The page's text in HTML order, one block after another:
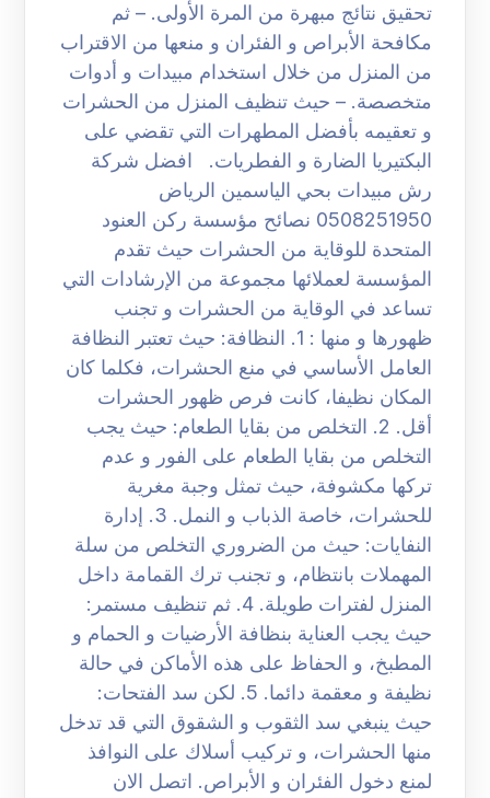
تحقيق نتائج مبهرة من المرة الأولى. – ثم
مكافحة الأبراص و الفئران و منعها من الاقتراب
من المنزل من خلال استخدام مبيدات و أدوات
متخصصة. – حيث تنظيف المنزل من الحشرات
و تعقيمه بأفضل المطهرات التي تقضي على
البكتيريا الضارة و الفطريات. افضل شركة
رش مبيدات بحي الياسمين الرياض
0508251950 نصائح مؤسسة ركن العنود
المتحدة للوقاية من الحشرات حيث تقدم
المؤسسة لعملائها مجموعة من الإرشادات التي
تساعد في الوقاية من الحشرات و تجنب
ظهورها و منها : 1. النظافة: حيث تعتبر النظافة
العامل الأساسي في منع الحشرات، فكلما كان
المكان نظيفا، كانت فرص ظهور الحشرات
أقل. 2. التخلص من بقايا الطعام: حيث يجب
التخلص من بقايا الطعام على الفور و عدم
تركها مكشوفة، حيث تمثل وجبة مغرية
للحشرات، خاصة الذباب و النمل. 3. إدارة
النفايات: حيث من الضروري التخلص من سلة
المهملات بانتظام، و تجنب ترك القمامة داخل
المنزل لفترات طويلة. 4. ثم تنظيف مستمر:
حيث يجب العناية بنظافة الأرضيات و الحمام و
المطبخ، و الحفاظ على هذه الأماكن في حالة
نظيفة و معقمة دائما. 5. لكن سد الفتحات:
حيث ينبغي سد الثقوب و الشقوق التي قد تدخل
منها الحشرات، و تركيب أسلاك على النوافذ
لمنع دخول الفئران و الأبراص. اتصل الان